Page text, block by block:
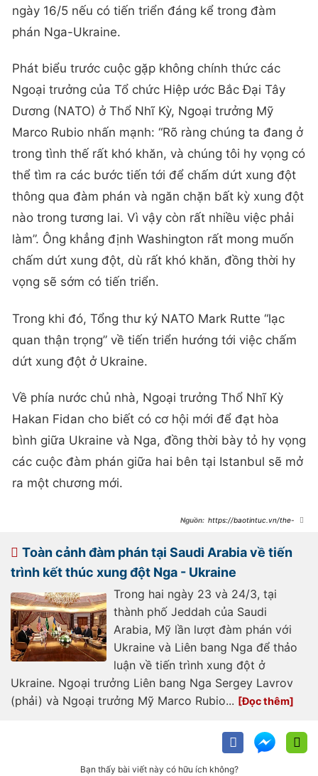
ngày 16/5 nếu có tiến triển đáng kể trong đàm
phán Nga-Ukraine.
Phát biểu trước cuộc gặp không chính thức các
Ngoại trưởng của Tổ chức Hiệp ước Bắc Đại Tây
Dương (NATO) ở Thổ Nhĩ Kỳ, Ngoại trưởng Mỹ
Marco Rubio nhấn mạnh: “Rõ ràng chúng ta đang ở
trong tình thế rất khó khăn, và chúng tôi hy vọng có
thể tìm ra các bước tiến tới để chấm dứt xung đột
thông qua đàm phán và ngăn chặn bất kỳ xung đột
nào trong tương lai. Vì vậy còn rất nhiều việc phải
làm”. Ông khẳng định Washington rất mong muốn
chấm dứt xung đột, dù rất khó khăn, đồng thời hy
vọng sẽ sớm có tiến triển.
Trong khi đó, Tổng thư ký NATO Mark Rutte “lạc
quan thận trọng” về tiến triển hướng tới việc chấm
dứt xung đột ở Ukraine.
Về phía nước chủ nhà, Ngoại trưởng Thổ Nhĩ Kỳ
Hakan Fidan cho biết có cơ hội mới để đạt hòa
bình giữa Ukraine và Nga, đồng thời bày tỏ hy vọng
các cuộc đàm phán giữa hai bên tại Istanbul sẽ mở
ra một chương mới.
https://baotintuc.vn/the-
istanbul-20250515181408722.htm
Toàn cảnh đàm phán tại Saudi Arabia về tiến
trình kết thúc xung đột Nga - Ukraine
Trong hai ngày 23 và 24/3, tại
thành phố Jeddah của Saudi
Arabia, Mỹ lần lượt đàm phán với
Ukraine và Liên bang Nga để thảo
luận về tiến trình xung đột ở
Ukraine. Ngoại trưởng Liên bang Nga Sergey Lavrov
(phải) và Ngoại trưởng Mỹ Marco Rubio...
Bạn thấy bài viết này có hữu ích không?